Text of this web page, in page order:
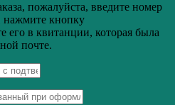
пожалуйста, введите номер
нажмите кнопку
в квитанции, которая была
почте.